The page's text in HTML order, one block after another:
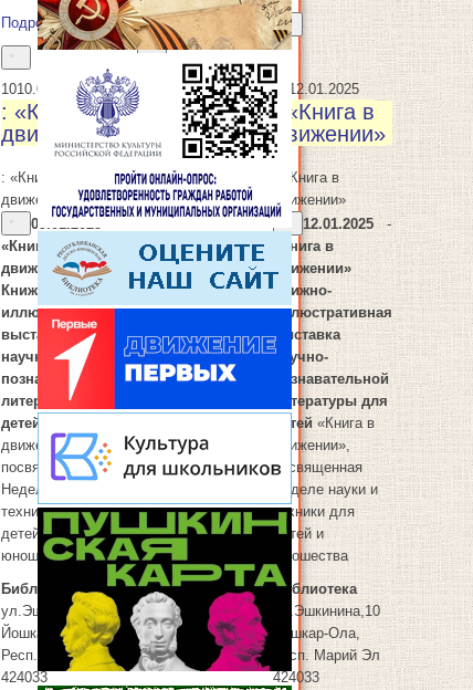
Подробнее
Подробнее
1010.01.2025
: «Книга в
движении»
: «Книга в
движении»
09.01.2025
«Книга в
движении»
Книжно-
иллюстративная
выставка
научно-
познавательной
литературы для
детей
движении»,
посвященная
Неделе науки и
техники для
детей и
юношества
Библиотека
ул.Эшкинина,10
Йошкар-Ола ,
Респ. Марий Эл
424033
1111.01.2025
12 12.01.2025
: «Книга в
движении»
: «Книга в
движении»
12.01.2025
-
«Книга в
движении»
Книжно-
иллюстративная
выставка
научно-
познавательной
литературы для
детей «Книга в
движении»,
посвященная
Неделе науки и
техники для
детей и
юношества
Библиотека
ул.Эшкинина,10
Йошкар-Ола,
Респ. Марий Эл
424033